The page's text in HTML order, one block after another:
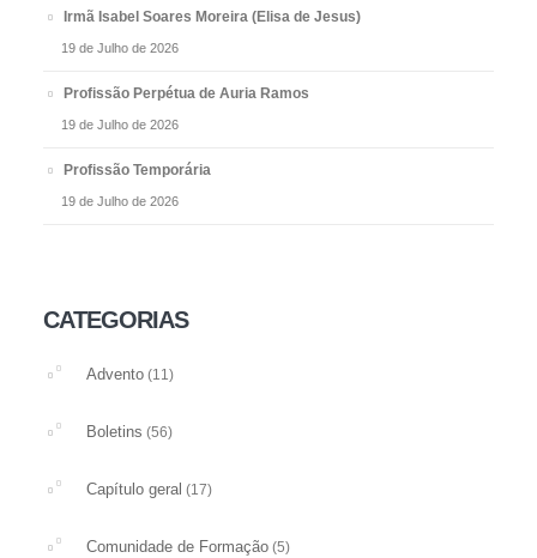
Irmã Isabel Soares Moreira (Elisa de Jesus)
19 de Julho de 2026
Profissão Perpétua de Auria Ramos
19 de Julho de 2026
Profissão Temporária
19 de Julho de 2026
CATEGORIAS
Advento (11)
Boletins (56)
Capítulo geral (17)
Comunidade de Formação (5)